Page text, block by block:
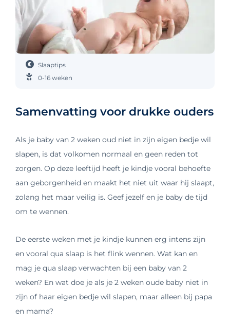
Slaaptips
0-16 weken
Samenvatting voor drukke ouders
Als je baby van 2 weken oud niet in zijn eigen bedje wil
slapen, is dat volkomen normaal en geen reden tot
zorgen. Op deze leeftijd heeft je kindje vooral behoefte
aan geborgenheid en maakt het niet uit waar hij slaapt,
zolang het maar veilig is. Geef jezelf en je baby de tijd
om te wennen.
De eerste weken met je kindje kunnen erg intens zijn
en vooral qua slaap is het flink wennen. Wat kan en
mag je qua slaap verwachten bij een baby van 2
weken? En wat doe je als je 2 weken oude baby niet in
zijn of haar eigen bedje wil slapen, maar alleen bij papa
en mama?